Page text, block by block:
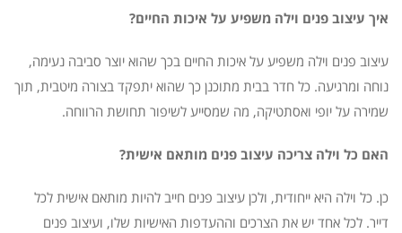
איך עיצוב פנים וילה משפיע על איכות החיים?
עיצוב פנים וילה משפיע על איכות החיים בכך שהוא יוצר סביבה נעימה,
נוחה ומרגיעה. כל חדר בבית מתוכנן כך שהוא יתפקד בצורה מיטבית, תוך
שמירה על יופי ואסתטיקה, מה שמסייע לשיפור תחושת הרווחה.
האם כל וילה צריכה עיצוב פנים מותאם אישית?
כן. כל וילה היא ייחודית, ולכן עיצוב פנים חייב להיות מותאם אישית לכל
דייר. לכל אחד יש את הצרכים וההעדפות האישיות שלו, ועיצוב פנים